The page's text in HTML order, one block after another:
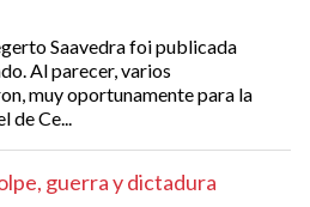
Saavedra foi publicada
Al parecer, varios
muy oportunamente para la
de Ce...
guerra y dictadura